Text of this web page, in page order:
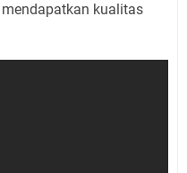
kualitas